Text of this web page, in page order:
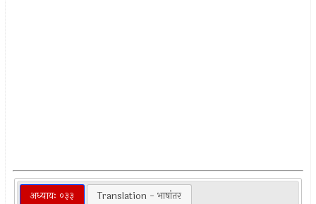
अध्यायः ०३३ Translation - भाषांतर